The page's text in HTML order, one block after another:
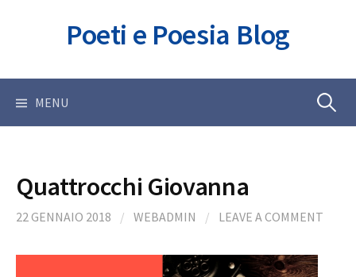
Poeti e Poesia Blog
MENU Ricerca
Quattrocchi Giovanna
22 GENNAIO 2018 / WEBADMIN / LEAVE A COMMENT